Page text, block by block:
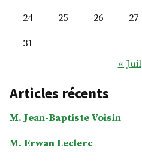
24
25 26 27
31
« Juil
Articles récents
M. Jean-Baptiste Voisin
M. Erwan Leclerc